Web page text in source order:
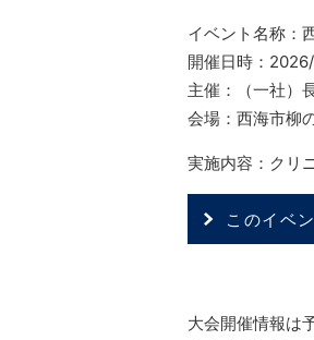
イベント名称：
開催日時：
主催：（一社）
会場：西海市柳
実施内容：クリ
このイベ
大会開催情報は